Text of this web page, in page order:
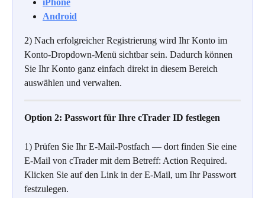
Android
2) Nach erfolgreicher Registrierung wird Ihr Konto im
Konto-Dropdown-Menü sichtbar sein. Dadurch können
Sie Ihr Konto ganz einfach direkt in diesem Bereich
auswählen und verwalten.
Option 2: Passwort für Ihre cTrader ID festlegen
1) Prüfen Sie Ihr E-Mail-Postfach — dort finden Sie eine
E-Mail von cTrader mit dem Betreff: Action Required.
Klicken Sie auf den Link in der E-Mail, um Ihr Passwort
festzulegen.